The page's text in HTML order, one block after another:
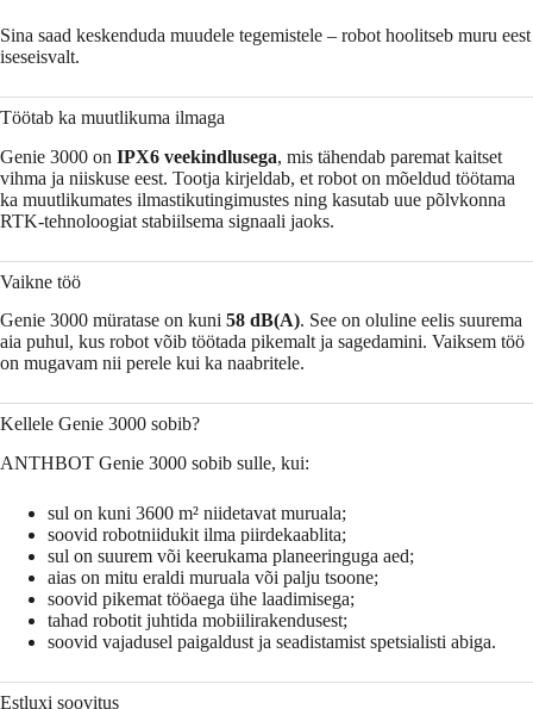
Sina saad keskenduda muudele tegemistele – robot hoolitseb muru eest
iseseisvalt.
Töötab ka muutlikuma ilmaga
Genie 3000 on IPX6 veekindlusega, mis tähendab paremat kaitset
vihma ja niiskuse eest. Tootja kirjeldab, et robot on mõeldud töötama
ka muutlikumates ilmastikutingimustes ning kasutab uue põlvkonna
RTK-tehnoloogiat stabiilsema signaali jaoks.
Vaikne töö
Genie 3000 müratase on kuni 58 dB(A). See on oluline eelis suurema
aia puhul, kus robot võib töötada pikemalt ja sagedamini. Vaiksem töö
on mugavam nii perele kui ka naabritele.
Kellele Genie 3000 sobib?
ANTHBOT Genie 3000 sobib sulle, kui:
sul on kuni 3600 m² niidetavat muruala;
soovid robotniidukit ilma piirdekaablita;
sul on suurem või keerukama planeeringuga aed;
aias on mitu eraldi muruala või palju tsoone;
soovid pikemat tööaega ühe laadimisega;
tahad robotit juhtida mobiilirakendusest;
soovid vajadusel paigaldust ja seadistamist spetsialisti abiga.
Estluxi soovitus